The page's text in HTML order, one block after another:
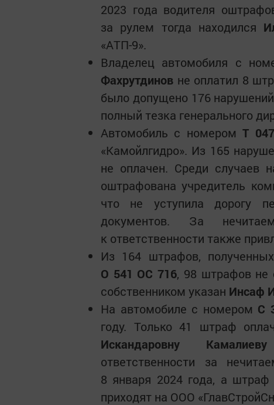
2023 года водителя
за рулем тогда находился
«АТП-9».
Владелец автомобиля с
Фахрутдинов не оплатил 8
было допущено 176
полный тезка генерального
Автомобиль с номеромТ
«Камойлгидро». Из 165
не оплачен. Среди случаев
оштрафована учредитель
что не уступила дорогу
документов. За
к ответственности также
Из 164 штрафов,
О 541 ОС 716, 98 штрафов не
собственником указан Инсаф
На автомобиле с номером С
году. Только 41 штраф
Искандаровну Камалиеву
ответственности за
8 января 2024 года, а
приходят на ООО